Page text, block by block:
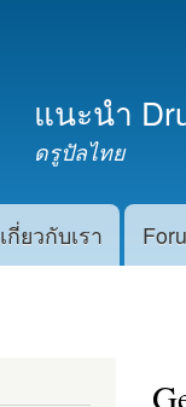
แนะนำ
ดรูปัลไทย
เกี่ยวกับเรา